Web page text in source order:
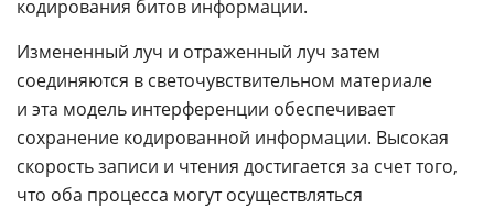
кодирования битов информации.
Измененный луч и отраженный луч затем
соединяются в светочувствительном материале
и эта модель интерференции обеспечивает
сохранение кодированной информации. Высокая
скорость записи и чтения достигается за счет того,
что оба процесса могут осуществляться